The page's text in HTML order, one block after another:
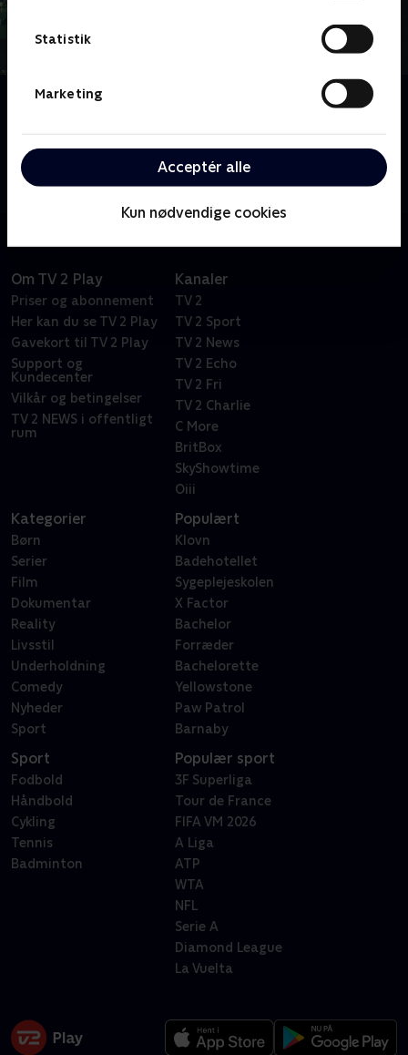
Statistik
Marketing
Acceptér alle
Kun nødvendige cookies
Om FBI
tekniske ekspertise på vigtige sager for at holde New
York og resten af landet sikkert.
Om TV 2 Play
Priser og abonnement
Her kan du se TV 2 Play
Gavekort til TV 2 Play
Support og
Kundecenter
Vilkår og betingelser
TV 2 NEWS i offentligt
rum
Kanaler
TV 2
TV 2 Sport
TV 2 News
TV 2 Echo
TV 2 Fri
TV 2 Charlie
C More
BritBox
SkyShowtime
Oiii
Kategorier
Børn
Serier
Film
Dokumentar
Reality
Livsstil
Underholdning
Comedy
Nyheder
Sport
Populært
Klovn
Badehotellet
Sygeplejeskolen
X Factor
Bachelor
Forræder
Bachelorette
Yellowstone
Paw Patrol
Barnaby
Sport
Fodbold
Håndbold
Cykling
Tennis
Badminton
Populær sport
3F Superliga
Tour de France
FIFA VM 2026
A Liga
ATP
WTA
NFL
Serie A
Diamond League
La Vuelta